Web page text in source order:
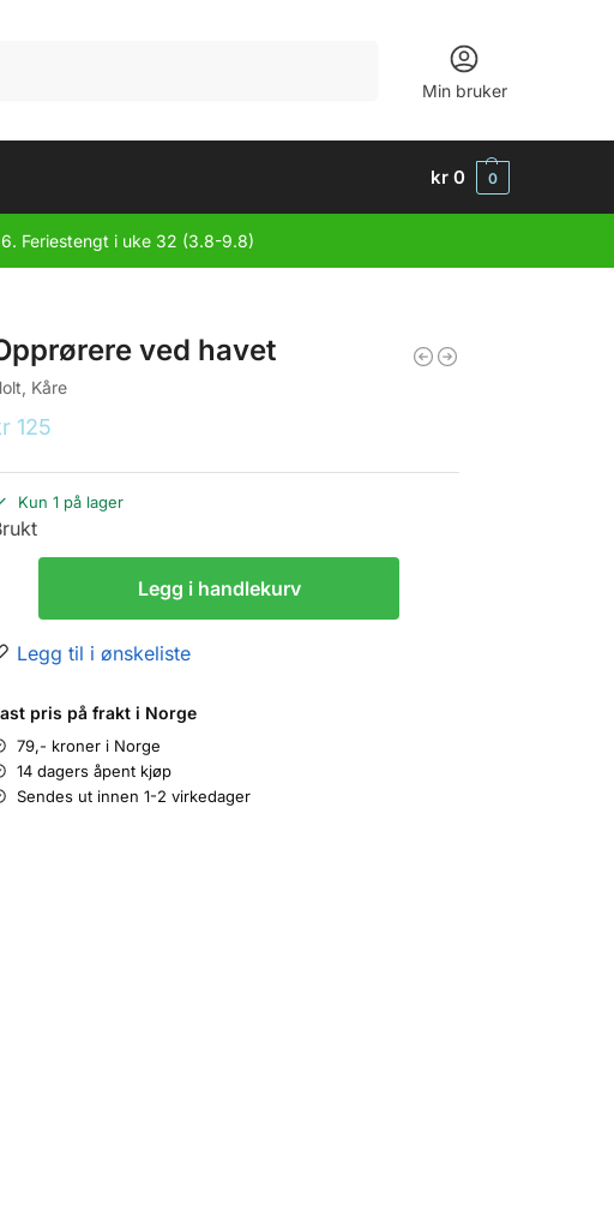
Min bruker
kr 0 0
Feriestengt i uke 32 (3.8-9.8)
ved havet
Kåre
125
Kun 1 på lager
Legg i handlekurv
Legg til i ønskeliste
pris på frakt i Norge
79,- kroner i Norge
14 dagers åpent kjøp
Sendes ut innen 1-2 virkedager